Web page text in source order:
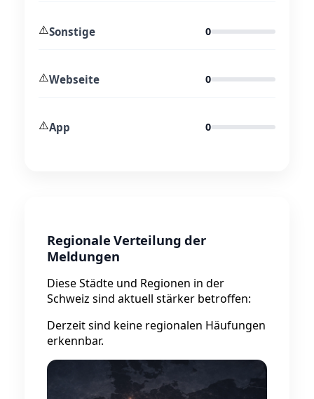
⚠️Sonstige 0
⚠️Webseite 0
⚠️App 0
Regionale Verteilung der
Meldungen
Diese Städte und Regionen in der
Schweiz sind aktuell stärker betroffen:
Derzeit sind keine regionalen Häufungen
erkennbar.